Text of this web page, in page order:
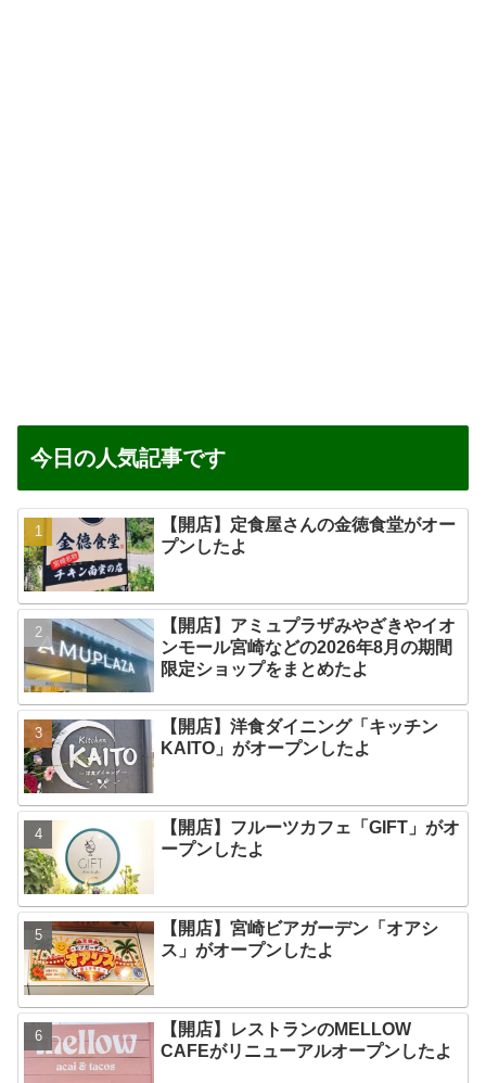
今日の人気記事です
【開店】定食屋さんの金徳食堂がオー
プンしたよ
【開店】アミュプラザみやざきやイオ
ンモール宮崎などの2026年8月の期間
限定ショップをまとめたよ
【開店】洋食ダイニング「キッチン
KAITO」がオープンしたよ
【開店】フルーツカフェ「GIFT」がオ
ープンしたよ
【開店】宮崎ビアガーデン「オアシ
ス」がオープンしたよ
【開店】レストランのMELLOW
CAFEがリニューアルオープンしたよ